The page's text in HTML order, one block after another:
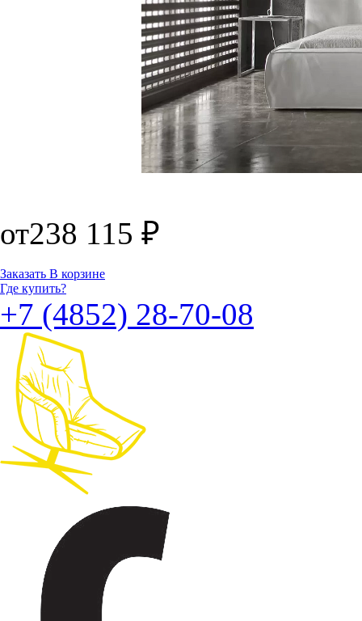
от238 115 ₽
Заказать В корзине
Где купить?
+7 (4852) 28-70-08